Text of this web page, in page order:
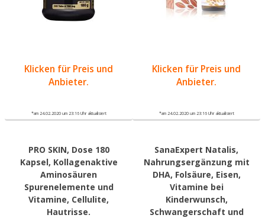
Klicken für Preis und
Anbieter.
*am 24.02.2020 um 23:16 Uhr aktualisiert
Klicken für Preis und
Anbieter.
*am 24.02.2020 um 23:16 Uhr aktualisiert
PRO SKIN, Dose 180
Kapsel, Kollagenaktive
Aminosäuren
Spurenelemente und
Vitamine, Cellulite,
Hautrisse.
SanaExpert Natalis,
Nahrungsergänzung mit
DHA, Folsäure, Eisen,
Vitamine bei
Kinderwunsch,
Schwangerschaft und